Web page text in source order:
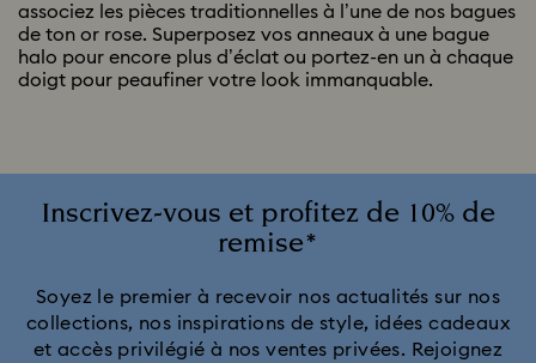
associez les pièces traditionnelles à l’une de nos bagues
de ton or rose. Superposez vos anneaux à une bague
halo pour encore plus d’éclat ou portez-en un à chaque
doigt pour peaufiner votre look immanquable.
Inscrivez-vous et profitez de 10% de
remise*
Soyez le premier à recevoir nos actualités sur nos
collections, nos inspirations de style, idées cadeaux
et accès privilégié à nos ventes privées. Rejoignez